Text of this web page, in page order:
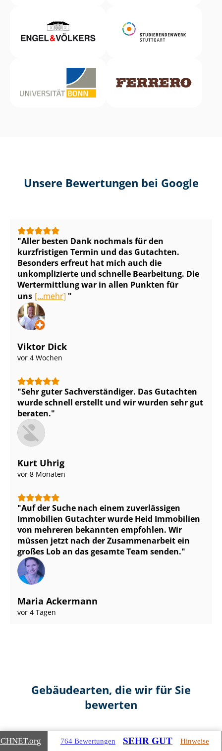
Unsere Bewertungen bei Google
Aller besten Dank nochmals für den
kurzfristigen Termin und das Gutachten.
Besonders erfreut hat mich auch die
unkomplizierte und schnelle Bearbeitung. Die
Wertermittlung war in allen Punkten für
uns [...mehr]
Viktor Dick
vor 4 Wochen
Sehr guter Sach­ver­stän­di­ger. Das Gutachten
wurde schnell erstellt und wir wurden sehr gut
beraten.
Kurt Uhrig
vor 8 Monaten
Auf der Suche nach einem zuverlässigen
Immobilien Gutachter wurde Heid Immobilien
von mehreren bekannten empfohlen. Wir
müssen jetzt nach der Zusammenarbeit ein
großes Lob an das gesamte Team senden.
Maria Ackermann
vor 4 Tagen
Gebäudearten, die wir für Sie
bewerten
.org 764 Bewertungen SEHR GUT Hinweise